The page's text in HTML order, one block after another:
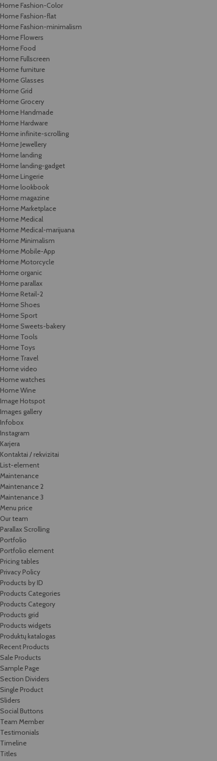
Home Fashion-Color
Home Fashion-flat
Home Fashion-minimalism
Home Flowers
Home Food
Home Fullscreen
Home furniture
Home Glasses
Home Grid
Home Grocery
Home Handmade
Home Hardware
Home infinite-scrolling
Home Jewellery
Home landing
Home landing-gadget
Home Lingerie
Home lookbook
Home magazine
Home Marketplace
Home Medical
Home Medical-marijuana
Home Minimalism
Home Mobile-App
Home Motorcycle
Home organic
Home parallax
Home Retail-2
Home Shoes
Home Sport
Home Sweets-bakery
Home Tools
Home Toys
Home Travel
Home video
Home watches
Home Wine
Image Hotspot
Images gallery
Infobox
Instagram
Karjera
Kontaktai / rekvizitai
List-element
Maintenance
Maintenance 2
Maintenance 3
Menu price
Our team
Parallax Scrolling
Portfolio
Portfolio element
Pricing tables
Privacy Policy
Products by ID
Products Categories
Products Category
Products grid
Products widgets
Produktų katalogas
Recent Products
Sale Products
Sample Page
Section Dividers
Single Product
Sliders
Social Buttons
Team Member
Testimonials
Timeline
Titles